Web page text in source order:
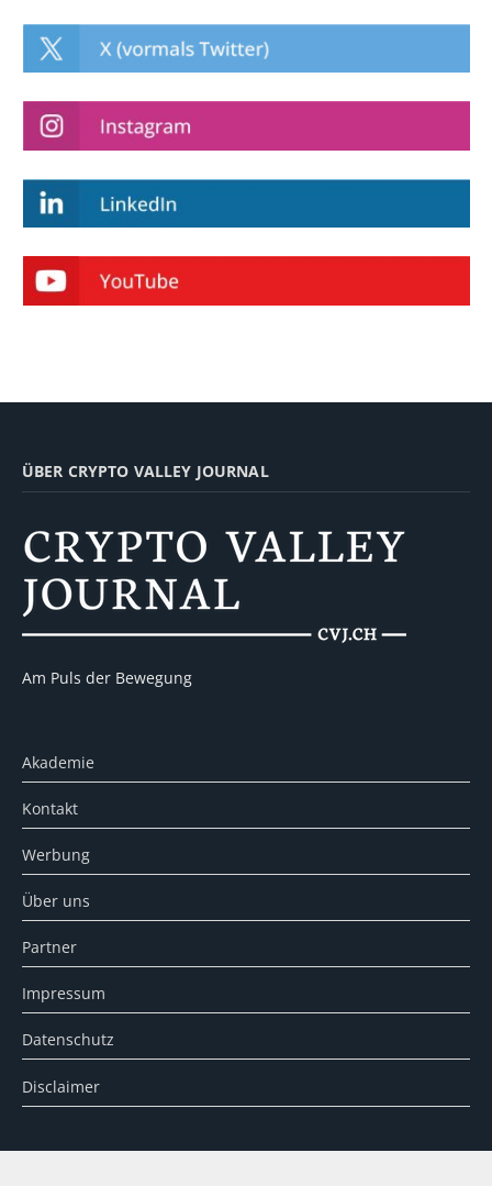
ÜBER CRYPTO VALLEY JOURNAL
Am Puls der Bewegung
Akademie
Kontakt
Werbung
Über uns
Partner
Impressum
Datenschutz
Disclaimer